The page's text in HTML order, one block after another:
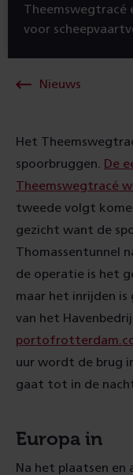
Theemswegtracé
voor
Nieuws
Het
spoorbruggen.
De
Theemswegtracé
tweede volgt
gezicht want de
Thomassentunnel
de operatie is het
maar het inrijden is
van het
uur wordt de brug
gaat tot in de
Europa in
Na het plaatsen en